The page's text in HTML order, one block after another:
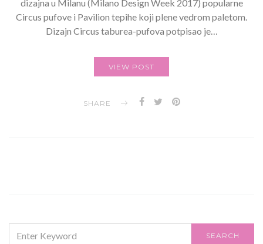
dizajna u Milanu (Milano Design Week 2017) popularne
Circus pufove i Pavilion tepihe koji plene vedrom paletom.
Dizajn Circus taburea-pufova potpisao je…
VIEW POST
SHARE
FOR:
SEARCH